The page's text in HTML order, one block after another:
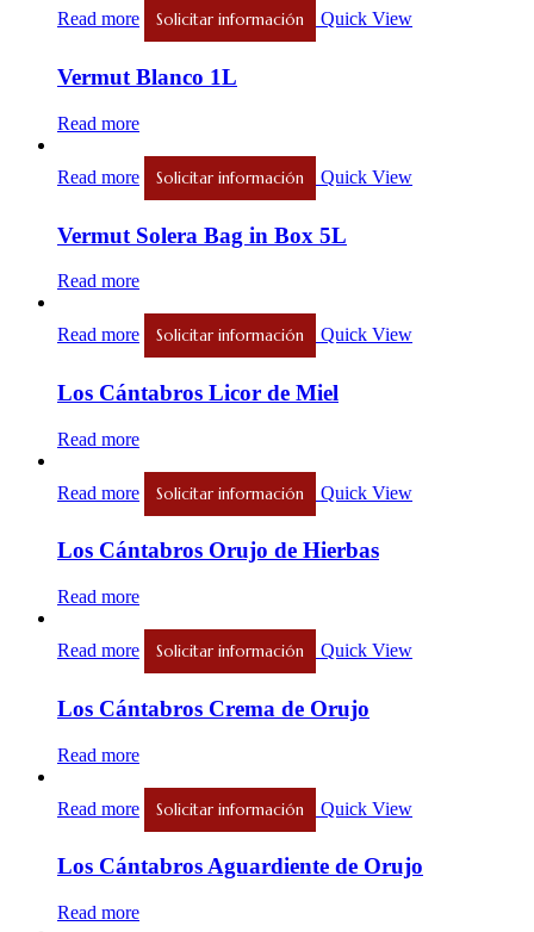
Read more Solicitar información Quick View
Vermut Blanco 1L
Read more
Read more Solicitar información Quick View
Vermut Solera Bag in Box 5L
Read more
Read more Solicitar información Quick View
Los Cántabros Licor de Miel
Read more
Read more Solicitar información Quick View
Los Cántabros Orujo de Hierbas
Read more
Read more Solicitar información Quick View
Los Cántabros Crema de Orujo
Read more
Read more Solicitar información Quick View
Los Cántabros Aguardiente de Orujo
Read more